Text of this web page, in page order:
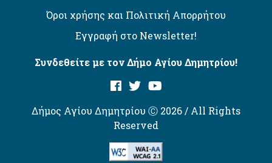
Όροι χρήσης και Πολιτική Απορρήτου
Εγγραφή στο Newsletter!
Συνδεθείτε με τον Δήμο Αγίου Δημητρίου!
Δήμος Αγίου Δημητρίου Ⓒ 2026 / All Rights
Reserved